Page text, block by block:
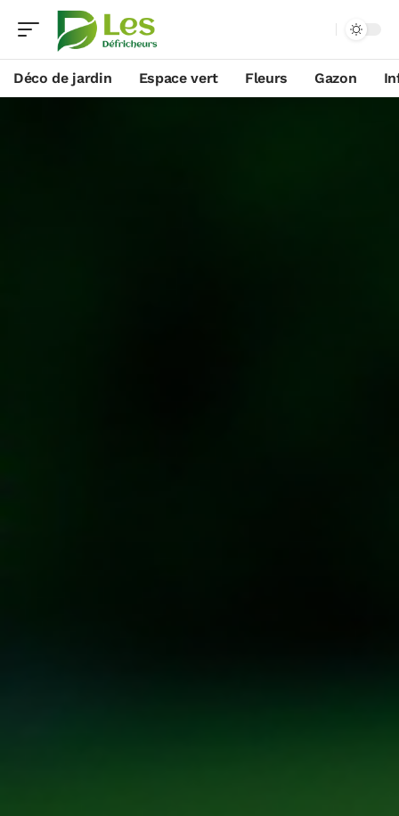
Déco de jardin Espace vert Fleurs Gazon